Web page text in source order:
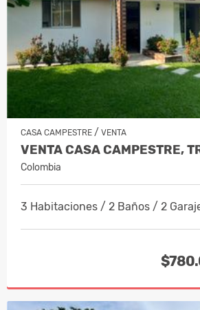
CASA CAMPESTRE / VENTA
Colombia
3 Habitaciones / 2 Baños / 2